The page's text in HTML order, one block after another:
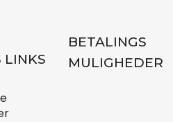
LINKS
BETALINGS
MULIGHEDER